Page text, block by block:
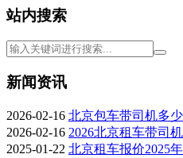
站内搜索
新闻资讯
2026-02-16 北京包车带司机多
2026-02-16 2026北京租车带司
2025-01-22 北京租车报价2025